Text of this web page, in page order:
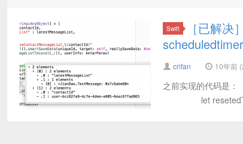
Swift
［已解
crifan 10年前
之前实现的代码是
let